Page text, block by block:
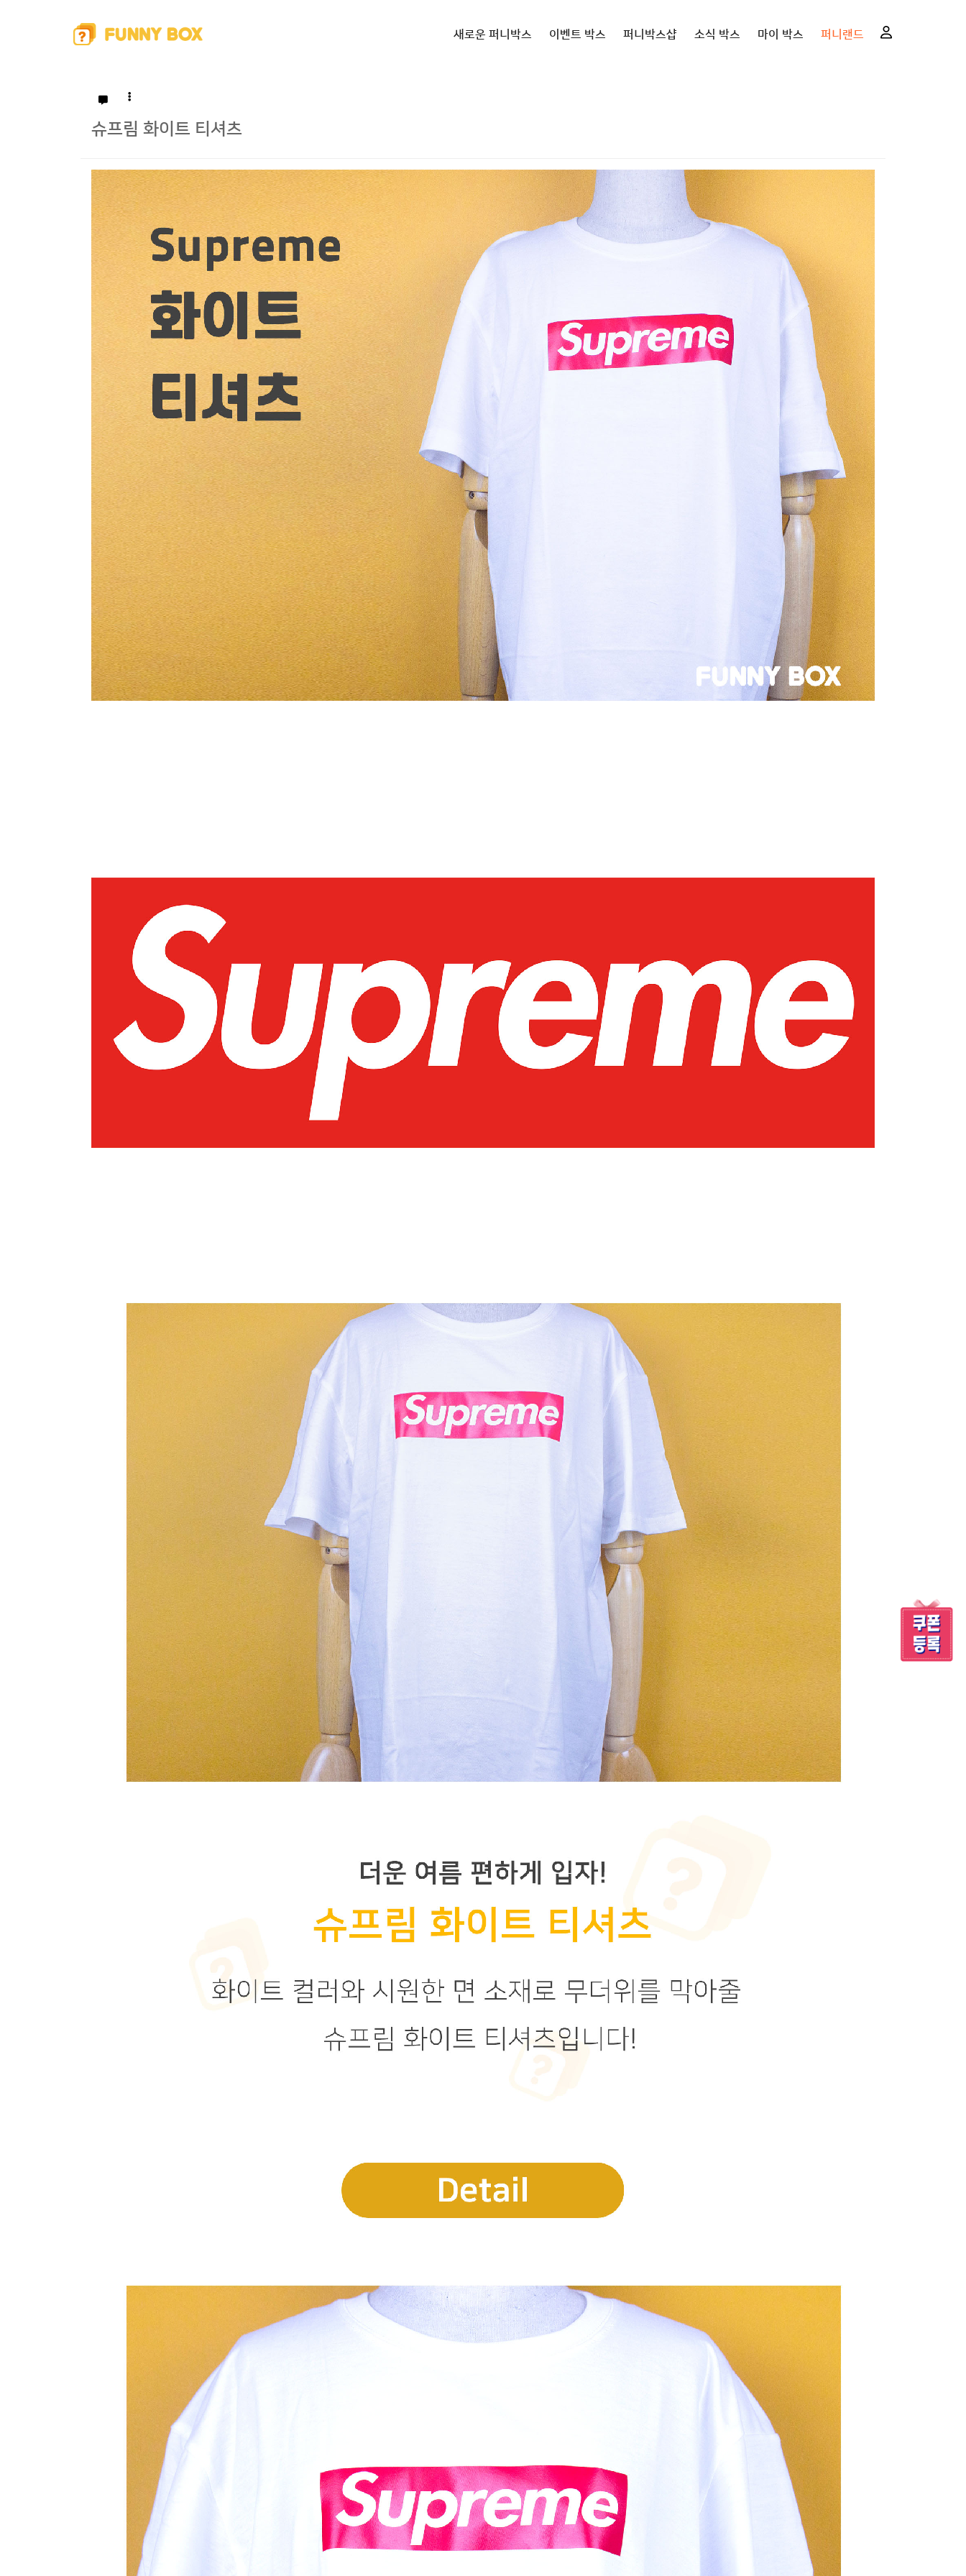
새로운 퍼니박스 이벤트 박스 퍼니박스샵 소식 박스 마이 박스 퍼니랜드
슈프림 화이트 티셔츠
본문